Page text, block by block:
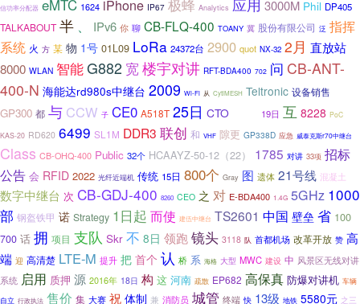
信功率分配器 eMTC 1624 iPhone IP67 极蜂 Analytics 应用 3000M Phil DP405
TALKABOUT 半 IPv6 你 聊 CB-FLQ-400 TOANY 冀 股份有限公司 泛 指挥
系统 火 方 某 物 1号 01L09 LoRa 24372台 2900 quot NX-32 2月 直放站
8000 WLAN 智能G882 宽楼宇对讲 RFT-BDA400 702 问 CB-ANT-
400-N 海能达rd980s中继台 2009 Wi-Fi 从 CytiMESH Teltronic 设备销售
GP300 都 与 CCW 子 CE0 A518T 25日 CTO 19日 互 8228 PoC
KAS-20 RD620 6499 SL1M DDR3 联创 和 VHF 隙更 GP338D 应急 威泰克斯r70中继台
Class CB-OHQ-400 Public 32个 HCAAYZ-50-12（22） 1785 对讲 33项 招标
公告 会 RFID 2022 光纤近端机 传统 15日 800个 Gray 图 遗体 21号线 混凝土
数字中继台 次 CB-GDJ-400 8260 CEO 之 对 E-BDA400 1.4G 5GHz 1000
部 钢盔铁甲 诺 Strategy 1日起 而使 建伍中继台 TS2601 中国 壁垒 省 100
700 话 拥 项目 支队 Skr 不 8日 领跑镜头 3118 队 首都机场 改革开放 赞 高
端 迎 高清楚 LTE-M 提升 把 首个 认 桥 系 海格 大型 MWC 建设 中 风景区无线对讲
系统 启用 质押 源 2016年 18日 构 这 河南 疏散 EP682 高保真 防爆对讲机 车辆
自立 行政执法 售价 集 大赛 祝 体制 兼 消防员 城管 终端 快 13级 地铁 5580元 之三